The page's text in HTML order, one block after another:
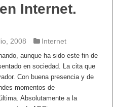
Internet.
2008 Internet
aunque ha sido este fin de
en sociedad. La cita que
Con buena presencia y de
momentos de
Absolutamente a la